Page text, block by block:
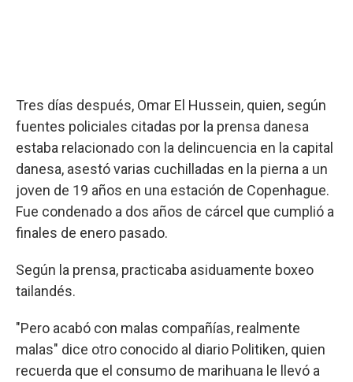
Tres días después, Omar El Hussein, quien, según
fuentes policiales citadas por la prensa danesa
estaba relacionado con la delincuencia en la capital
danesa, asestó varias cuchilladas en la pierna a un
joven de 19 años en una estación de Copenhague.
Fue condenado a dos años de cárcel que cumplió a
finales de enero pasado.
Según la prensa, practicaba asiduamente boxeo
tailandés.
"Pero acabó con malas compañías, realmente
malas" dice otro conocido al diario Politiken, quien
recuerda que el consumo de marihuana le llevó a